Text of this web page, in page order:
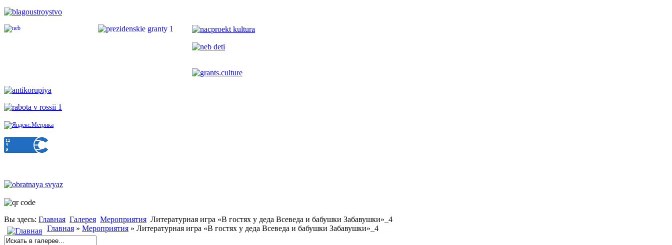
Вы здесь: Главная Галерея Мероприятия Литературная игра «В гостях у деда Всеведа и бабушки Забавушки»_4
Главная » Мероприятия » Литературная игра «В гостях у деда Всеведа и бабушки Забавушки»_4